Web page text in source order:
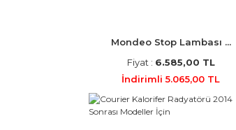
Mondeo Stop Lambası ...
Fiyat : 6.585,00 TL
İndirimli 5.065,00 TL